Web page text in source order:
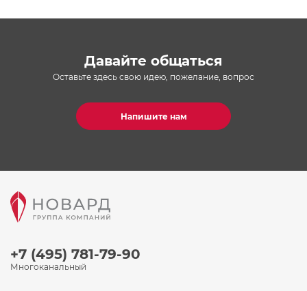
Давайте общаться
Оставьте здесь свою идею, пожелание, вопрос
Напишите нам
+7 (495) 781-79-90
Многоканальный